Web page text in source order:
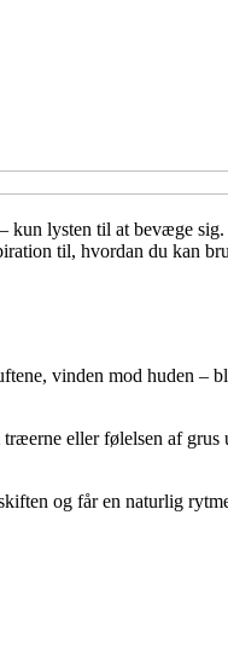
lysten til at bevæge
til, hvordan du kan
vinden mod huden –
eller følelsen af grus
og får en naturlig